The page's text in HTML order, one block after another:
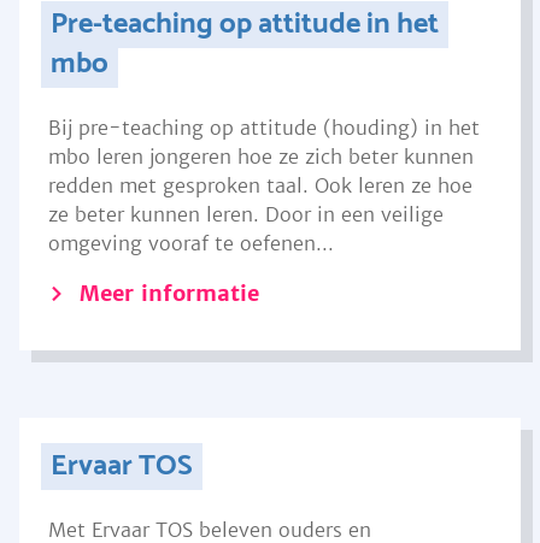
Pre-teaching op attitude in het
mbo
Bij pre-teaching op attitude (houding) in het
mbo leren jongeren hoe ze zich beter kunnen
redden met gesproken taal. Ook leren ze hoe
ze beter kunnen leren. Door in een veilige
omgeving vooraf te oefenen...
Meer informatie
Ervaar TOS
Met Ervaar TOS beleven ouders en